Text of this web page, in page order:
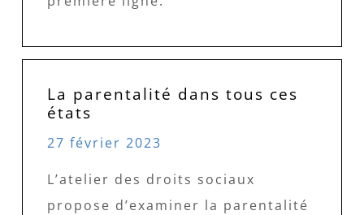
La parentalité dans tous ces
états
27 février 2023
L’atelier des droits sociaux
propose d’examiner la parentalité